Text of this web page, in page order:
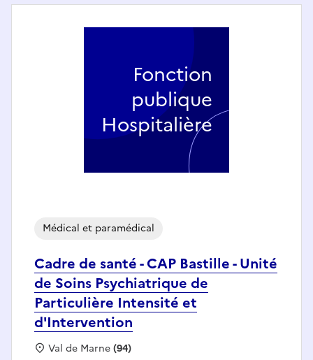
Cadre de santé - CAP Bastille - Unité
de Soins Psychiatrique de
Particulière Intensité et
d'Intervention
Médical et paramédical
Localisation :
Val de Marne(94)
Fonction
publique
Hospitalière